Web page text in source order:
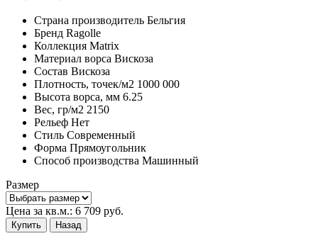
Страна производитель Бельгия
Бренд Ragolle
Коллекция Matrix
Материал ворса Вискоза
Состав Вискоза
Плотность, точек/м2 1000 000
Высота ворса, мм 6.25
Вес, гр/м2 2150
Рельеф Нет
Стиль Современный
Форма Прямоугольник
Способ производства Машинный
Размер
Цена за кв.м.: 6 709 руб.
Купить Назад